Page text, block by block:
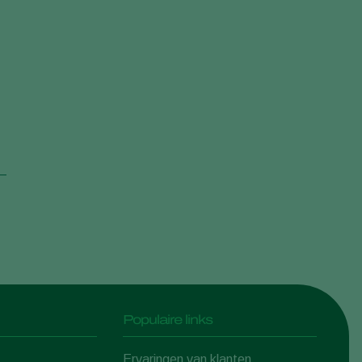
Populaire links